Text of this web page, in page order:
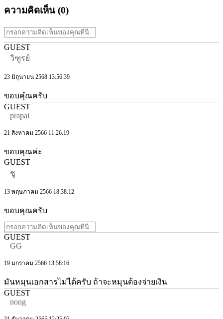
ความคิดเห็น (0)
GUEST
วิฑูรย์
23 มิถุนายน 2568 13:56:39
ขอบคุ๋ณครับ
GUEST
prapai
21 สิงหาคม 2566 11:26:19
ขอบคุณค่ะ
GUEST
ชู
13 พฤษภาคม 2566 18:38:12
ขอบคุณครับ
GUEST
GG
19 มกราคม 2566 13:58:16
มันหมุนเอกสารไม่ได้ครับ ถ้าจะหมุนต้องจ่ายเงิน
GUEST
nong